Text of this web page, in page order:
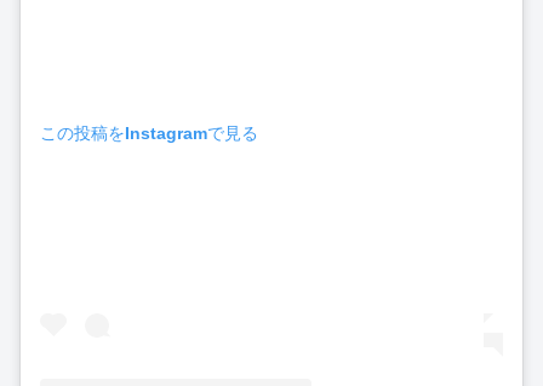
この投稿をInstagramで見る